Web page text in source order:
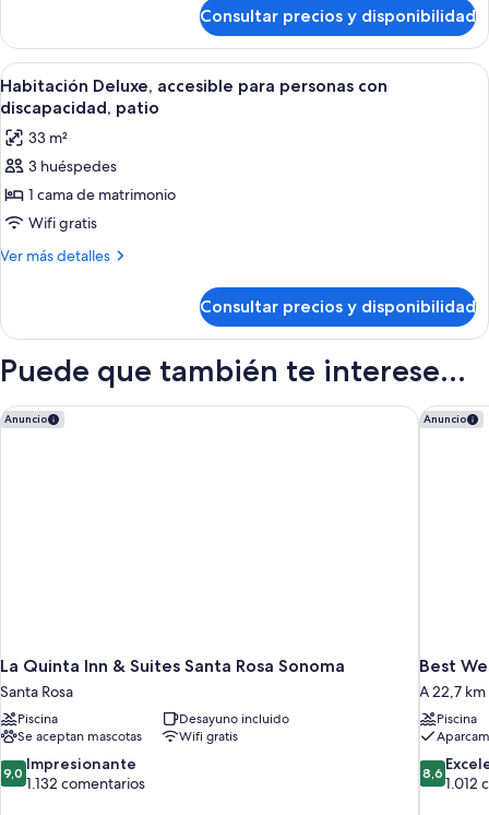
con
discapacidad
Deluxe,
accesible
para
personas
discapacidad
Consultar precios y disponibilidad
Abrir
todas
las
fotos
de
Habitación
Deluxe,
accesible
con
patio
Habitación de hotel con cama,
7
Habitación Deluxe, accesible para personas con
discapacidad, patio
33 m²
3 huéspedes
1 cama de matrimonio
Wifi gratis
Ver más detalles
Más
Deluxe,
para
con
discapacidad,
Consultar precios y disponibilidad
Puede que también te interese...
Anuncio
La Quinta Inn & Suites Santa Rosa Sonoma
Santa Rosa
Piscina
Desayuno incluido
Se aceptan mascotas
Wifi gratis
9.0
sobre
9,0 Impresionante
1.132 comentarios
La Quinta Inn & Suites Santa Rosa Sonoma Anuncio
Best
A 22,7
Piscina
8.6
sobre
8,6
1.012
Best